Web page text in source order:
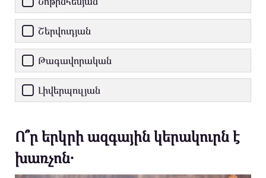
Շերվուդյան
Թագավորական
Լիվերպուլյան
Ո՞ր երկրի ազգային կերակուրն է
խառչոն․